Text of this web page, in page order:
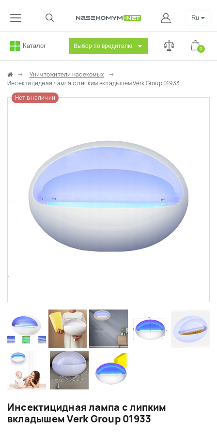
Каталог Выбор по вредителю 0
Ru
Уничтожители насекомых
Инсектицидная лампа с липким вкладышем Verk Group 01933
Нет в наличии
Инсектицидная лампа с липким
вкладышем Verk Group 01933